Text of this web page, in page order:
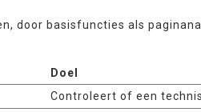
door basisfuncties als
Doel
Controleert of een